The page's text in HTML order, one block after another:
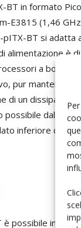
BT in formato
E3815 (1,46
pITX-BT si
alimentazione è
a bordo
pur mantenendo
di un dissipatore
possibile dal
inferiore della
è possibile